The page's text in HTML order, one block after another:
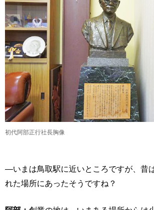
初代阿部正行社長胸像
―いまは鳥取駅に近いところですが、昔
れた場所にあったそうですね？